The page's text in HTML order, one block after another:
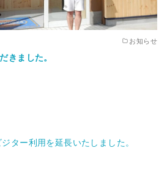
お知らせ
きました。
ジター利用を延長いたしました。